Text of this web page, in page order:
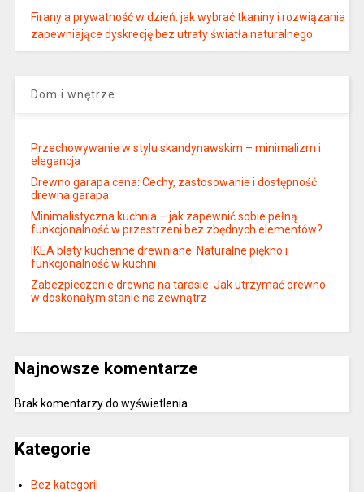
Firany a prywatność w dzień: jak wybrać tkaniny i rozwiązania
zapewniające dyskrecję bez utraty światła naturalnego
Dom i wnętrze
Przechowywanie w stylu skandynawskim – minimalizm i
elegancja
Drewno garapa cena: Cechy, zastosowanie i dostępność
drewna garapa
Minimalistyczna kuchnia – jak zapewnić sobie pełną
funkcjonalność w przestrzeni bez zbędnych elementów?
IKEA blaty kuchenne drewniane: Naturalne piękno i
funkcjonalność w kuchni
Zabezpieczenie drewna na tarasie: Jak utrzymać drewno
w doskonałym stanie na zewnątrz
Najnowsze komentarze
Brak komentarzy do wyświetlenia.
Kategorie
Bez kategorii